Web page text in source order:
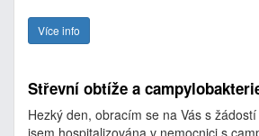
Více info
Střevní obtíže a
Hezký den, obracím se na Vás s
jsem hospitalizována v nemocnici s